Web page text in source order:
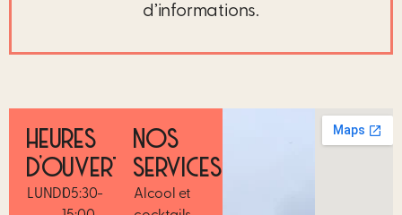
d’informations.
HEURES
D’OUVERTURE
LUNDI05:30-
NOS
SERVICES
Alcool et